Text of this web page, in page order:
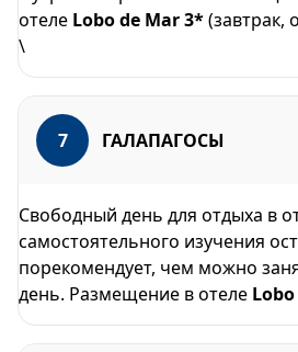
отеле Lobo de Mar 3*(завтрак,
\
7 ГАЛАПАГОСЫ
Свободный день для отдыха в
самостоятельного изучения
порекомендует, чем можно
день. Размещение в отеле